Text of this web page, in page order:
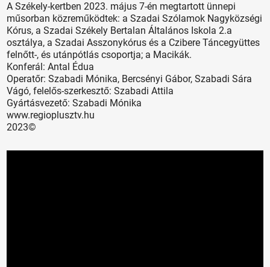
A Székely-kertben 2023. május 7-én megtartott ünnepi
műsorban közreműködtek: a Szadai Szólamok Nagyközségi
Kórus, a Szadai Székely Bertalan Általános Iskola 2.a
osztálya, a Szadai Asszonykórus és a Czibere Táncegyüttes
felnőtt-, és utánpótlás csoportja; a Macikák.
Konferál: Antal Édua
Operatőr: Szabadi Mónika, Bercsényi Gábor, Szabadi Sára
Vágó, felelős-szerkesztő: Szabadi Attila
Gyártásvezető: Szabadi Mónika
www.regioplusztv.hu
2023©